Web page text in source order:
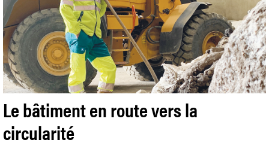
Le bâtiment en route vers la
circularité